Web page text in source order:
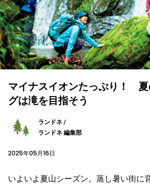
マイナスイオンたっぷり！ 夏
グは滝を目指そう
ランドネ /
ランドネ 編集部
2025年05月16日
いよいよ夏山シーズン。蒸し暑い街に